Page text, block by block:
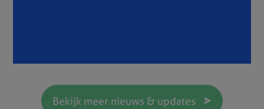
Bekijk meer nieuws & updates